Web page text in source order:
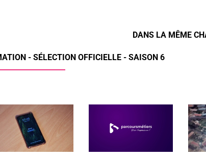
DANS LA MÊME
- SÉLECTION OFFICIELLE - SAISON 6